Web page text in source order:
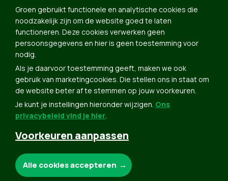
Contact
Groen in je buurt
Meldpunt
Word lid
Agenda
Bekijk kalender
Verleng je lidmaatschap
Programma oktober 2024
Programma juni 2024
Downloads
Webshop
Groen gebruikt functionele en analytische cookies die
noodzakelijk zijn om de website goed te laten
functioneren. Deze cookies verwerken geen
persoonsgegevens en hier is geen toestemming voor
nodig.
Als je daarvoor toestemming geeft, maken we ook
gebruik van marketingcookies. Die stellen ons in staat om
de website beter af te stemmen op jouw voorkeuren.
Je kunt je instellingen hieronder wijzigen. Ons
privacybeleid vind je hier.
Voorkeuren aanpassen
Alle cookies accepteren